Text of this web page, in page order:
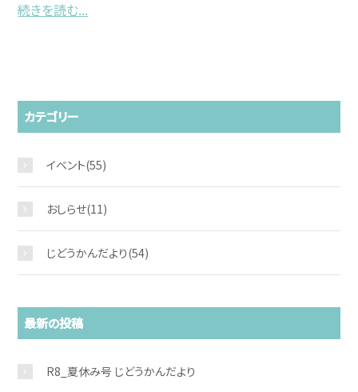
続きを読む...
カテゴリー
イベント(55)
おしらせ(11)
じどうかんだより(54)
最新の投稿
R8_夏休み号 じどうかんだより